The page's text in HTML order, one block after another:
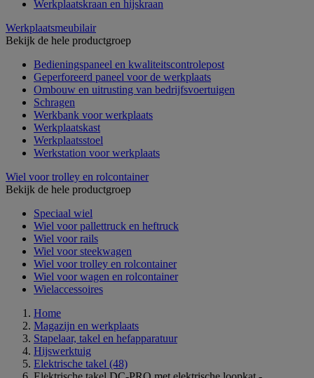
Werkplaatskraan en hijskraan
Werkplaatsmeubilair
Bekijk de hele productgroep
Bedieningspaneel en kwaliteitscontrolepost
Geperforeerd paneel voor de werkplaats
Ombouw en uitrusting van bedrijfsvoertuigen
Schragen
Werkbank voor werkplaats
Werkplaatskast
Werkplaatsstoel
Werkstation voor werkplaats
Wiel voor trolley en rolcontainer
Bekijk de hele productgroep
Speciaal wiel
Wiel voor pallettruck en heftruck
Wiel voor rails
Wiel voor steekwagen
Wiel voor trolley en rolcontainer
Wiel voor wagen en rolcontainer
Wielaccessoires
Home
Magazijn en werkplaats
Stapelaar, takel en hefapparatuur
Hijswerktuig
Elektrische takel (48)